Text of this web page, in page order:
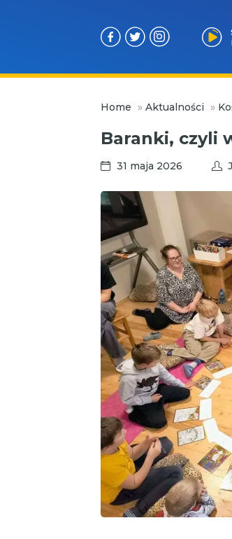
Home » Aktualności »
Baranki, czyli
31 maja 2026